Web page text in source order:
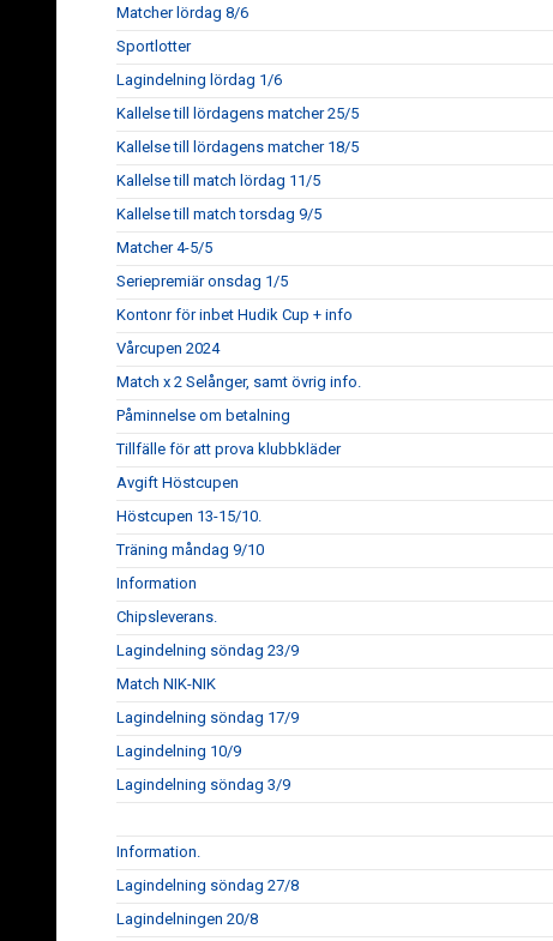
Matcher lördag 8/6
Sportlotter
Lagindelning lördag 1/6
Kallelse till lördagens matcher 25/5
Kallelse till lördagens matcher 18/5
Kallelse till match lördag 11/5
Kallelse till match torsdag 9/5
Matcher 4-5/5
Seriepremiär onsdag 1/5
Kontonr för inbet Hudik Cup + info
Vårcupen 2024
Match x 2 Selånger, samt övrig info.
Påminnelse om betalning
Tillfälle för att prova klubbkläder
Avgift Höstcupen
Höstcupen 13-15/10.
Träning måndag 9/10
Information
Chipsleverans.
Lagindelning söndag 23/9
Match NIK-NIK
Lagindelning söndag 17/9
Lagindelning 10/9
Lagindelning söndag 3/9
Information.
Lagindelning söndag 27/8
Lagindelningen 20/8